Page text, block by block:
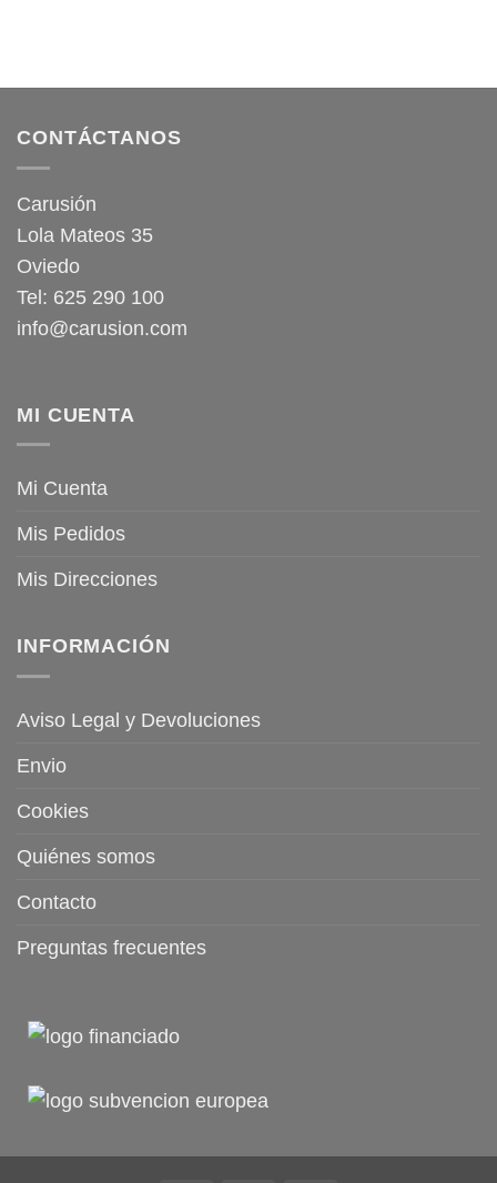
CONTÁCTANOS
Carusión
Lola Mateos 35
Oviedo
Tel: 625 290 100
info@carusion.com
MI CUENTA
Mi Cuenta
Mis Pedidos
Mis Direcciones
INFORMACIÓN
Aviso Legal y Devoluciones
Envio
Cookies
Quiénes somos
Contacto
Preguntas frecuentes